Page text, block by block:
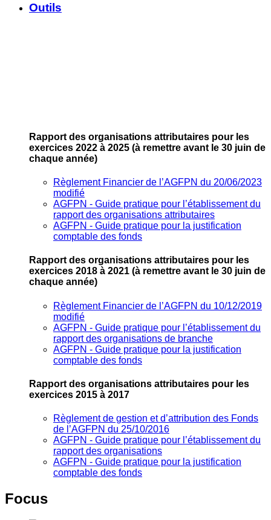
Outils
Rapport des organisations attributaires pour les
exercices 2022 à 2025 (à remettre avant le 30 juin de
chaque année)
Règlement Financier de l’AGFPN du 20/06/2023
modifié
AGFPN ‐ Guide pratique pour l’établissement du
rapport des organisations attributaires
AGFPN ‐ Guide pratique pour la justification
comptable des fonds
Rapport des organisations attributaires pour les
exercices 2018 à 2021 (à remettre avant le 30 juin de
chaque année)
Règlement Financier de l’AGFPN du 10/12/2019
modifié
AGFPN ‐ Guide pratique pour l’établissement du
rapport des organisations de branche
AGFPN ‐ Guide pratique pour la justification
comptable des fonds
Rapport des organisations attributaires pour les
exercices 2015 à 2017
Règlement de gestion et d’attribution des Fonds
de l’AGFPN du 25/10/2016
AGFPN ‐ Guide pratique pour l’établissement du
rapport des organisations
AGFPN ‐ Guide pratique pour la justification
comptable des fonds
Focus